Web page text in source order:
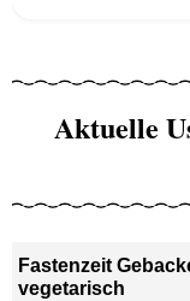
Aktuelle
Fastenzeit
vegetarisch